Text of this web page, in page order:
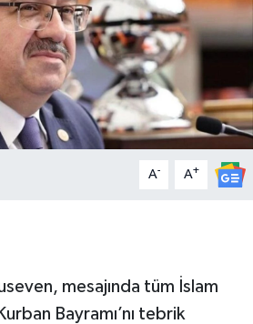
A- A+
mesajında tüm İslam
Bayramı’nı tebrik